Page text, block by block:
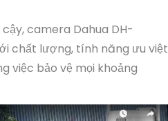
camera Dahua DH-
chất lượng, tính năng ưu việt
việc bảo vệ mọi khoảng